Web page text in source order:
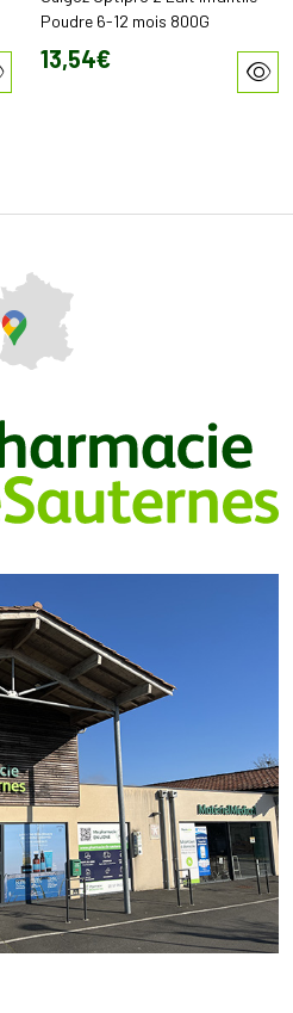
Poudre 6-12 mois 800G
13,54€